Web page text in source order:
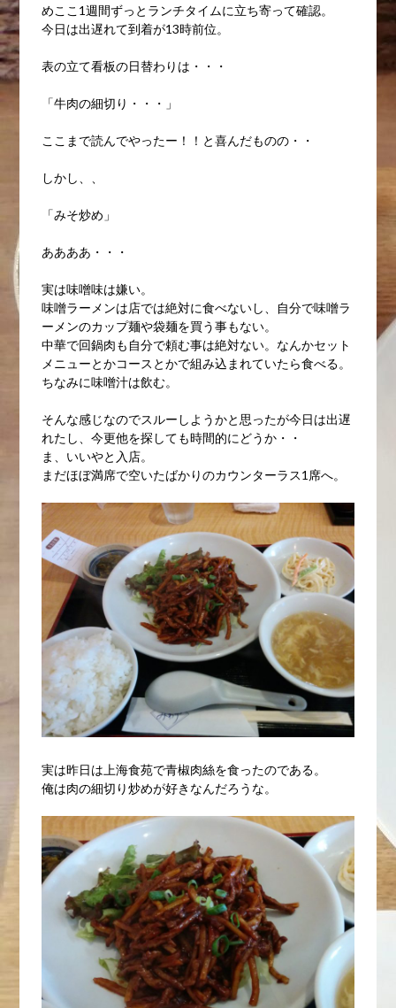
めここ1週間ずっとランチタイムに立ち寄って確認。
今日は出遅れて到着が13時前位。
表の立て看板の日替わりは・・・
「牛肉の細切り・・・」
ここまで読んでやったー！！と喜んだものの・・
しかし、、
「みそ炒め」
ああああ・・・
実は味噌味は嫌い。
味噌ラーメンは店では絶対に食べないし、自分で味噌ラ
ーメンのカップ麺や袋麺を買う事もない。
中華で回鍋肉も自分で頼む事は絶対ない。なんかセット
メニューとかコースとかで組み込まれていたら食べる。
ちなみに味噌汁は飲む。
そんな感じなのでスルーしようかと思ったが今日は出遅
れたし、今更他を探しても時間的にどうか・・
ま、いいやと入店。
まだほぼ満席で空いたばかりのカウンターラス1席へ。
実は昨日は上海食苑で青椒肉絲を食ったのである。
俺は肉の細切り炒めが好きなんだろうな。